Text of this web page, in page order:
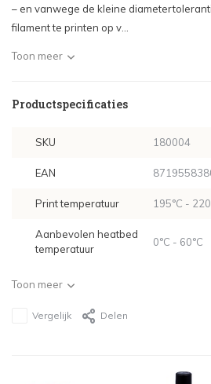
– en vanwege de kleine
filament te printen op v...
Toon meer
Productspecificaties
SKU 180004
EAN
Print temperatuur 195°C -
Aanbevolen heatbed
temperatuur
0°C - 60°C
Toon meer
Vergelijk Delen